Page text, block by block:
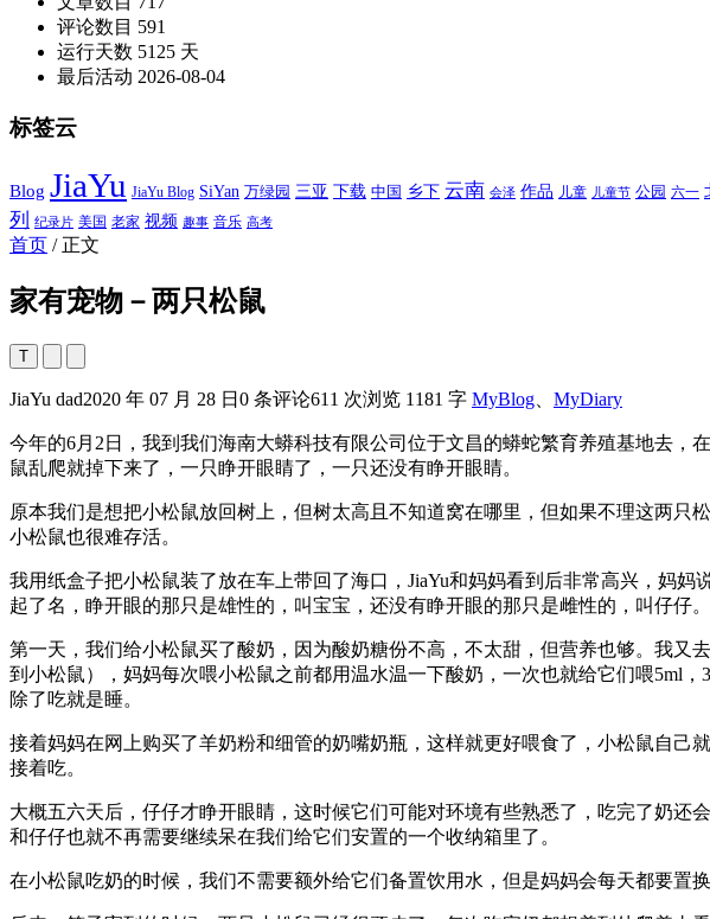
评论数目 591
运行天数 5125 天
最后活动 2026-08-04
标签云
Blog JiaYu JiaYu Blog SiYan 万绿园 三亚 下载 中国 乡下 云南 会泽 作品 儿童 儿童节 公园 六一
列
纪录片 美国 老家 视频 趣事 音乐 高考
首页 / 正文
家有宠物－两只松鼠
T
JiaYu dad2020 年 07 月 28 日 0 条评论611 次浏览 1181 字 MyBlog MyDiary
今年的6月2日，我到我们海南大蟒科技有限公司位于文昌的蟒蛇繁育养殖基地去
鼠乱爬就掉下来了，一只睁开眼睛了，一只还没有睁开眼睛。
原本我们是想把小松鼠放回树上，但树太高且不知道窝在哪里，但如果不理这两只
小松鼠也很难存活。
我用纸盒子把小松鼠装了放在车上带回了海口，JiaYu和妈妈看到后非常高兴，妈
起了名，睁开眼的那只是雄性的，叫宝宝，还没有睁开眼的那只是雌性的，叫仔仔。
第一天，我们给小松鼠买了酸奶，因为酸奶糖份不高，不太甜，但营养也够。我
到小松鼠），妈妈每次喂小松鼠之前都用温水温一下酸奶，一次也就给它们喂5ml
除了吃就是睡。
接着妈妈在网上购买了羊奶粉和细管的奶嘴奶瓶，这样就更好喂食了，小松鼠自
接着吃。
大概五六天后，仔仔才睁开眼睛，这时候它们可能对环境有些熟悉了，吃完了奶
和仔仔也就不再需要继续呆在我们给它们安置的一个收纳箱里了。
在小松鼠吃奶的时候，我们不需要额外给它们备置饮用水，但是妈妈会每天都要置